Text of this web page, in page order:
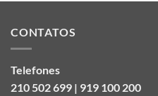
CONTATOS
Telefones
210 502 699 | 919 100 200